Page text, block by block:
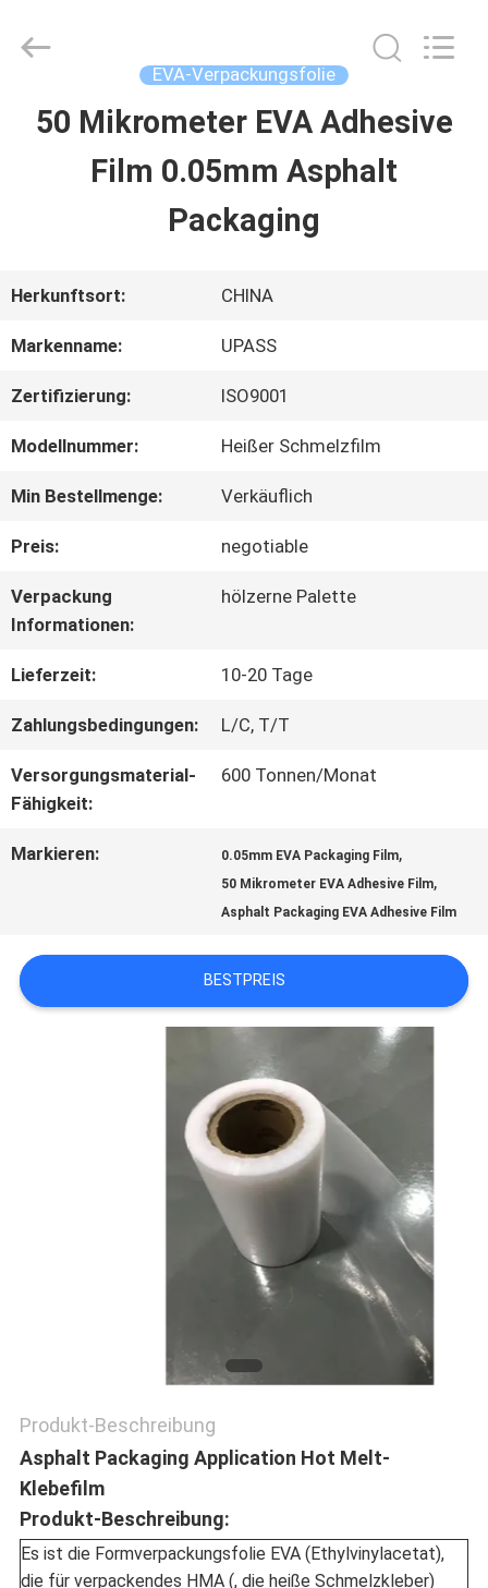
ZU
HAUSE
VIDEOS
SHOW
ÜBER
UNS
WERKSBESICHTIGUNG
KONTAKT
NEUIGKEITEN
RECHTSSACHEN
DATENSCHUTZ-
BESTIMMUNGEN
Technology
(Shanghai)
Reserved.
EVA-Verpackungsfolie
50 Mikrometer EVA Adhesive
Film 0.05mm Asphalt
Packaging
Herkunftsort: CHINA
Markenname: UPASS
Zertifizierung: ISO9001
Modellnummer: Heißer Schmelzfilm
Min Bestellmenge: Verkäuflich
Preis: negotiable
Verpackung
Informationen:
hölzerne Palette
Lieferzeit: 10-20 Tage
Zahlungsbedingungen: L/C, T/T
Versorgungsmaterial-
Fähigkeit:
600 Tonnen/Monat
Markieren: 0.05mm EVA Packaging Film,
50 Mikrometer EVA Adhesive Film,
Asphalt Packaging EVA Adhesive Film
BESTPREIS
Produkt-Beschreibung
Asphalt Packaging Application Hot Melt-
Klebefilm
Produkt-Beschreibung:
Es ist die Formverpackungsfolie EVA (Ethylvinylacetat),
die für verpackendes HMA (, die heiße Schmelzkleber)